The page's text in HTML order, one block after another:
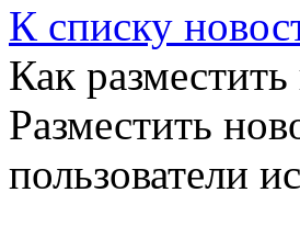
К списку
Как разместить
Разместить
пользователи